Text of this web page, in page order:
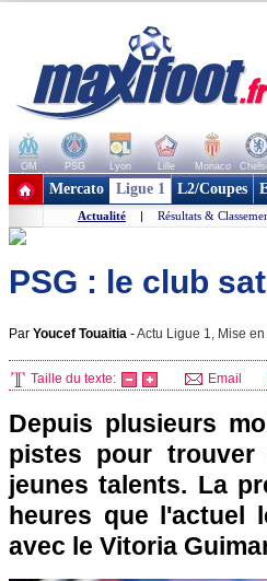
OM PSG Lyon Lille Monaco
+ de clubs
Mercato Ligue 1 L2/Coupes
Actualité | Résultats &
PSG : le club
Par Youcef Touaitia -Actu Ligue 1, Mise
Taille du texte: Email
Depuis plusieurs
pistes pour
jeunes talents. La
heures que l'actuel
avec le Vitoria